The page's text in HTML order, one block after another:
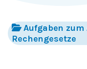
Aufgaben
Rechengesetze